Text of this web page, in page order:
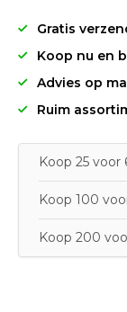
Gratis
Koop nu en
Advies op
Ruim
Koop 25 voor
Koop 100
Koop 200